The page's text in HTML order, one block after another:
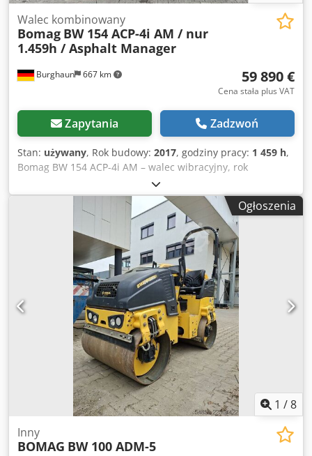
Burghaun 667 km
Walec kombinowany
Bomag BW 154 ACP-4i AM / nur
1.459h / Asphalt Manager
59 890 €
Cena stała plus VAT
Zapytania Zadzwoń
Stan: używany, Rok budowy: 2017, godziny pracy: 1 459 h,
Bomag BW 154 ACP-4i AM – walec wibracyjny, rok
produkcji: 2017, przepracowane godziny: zaledwie 1459 h,
silnik: Kubota [55,4 kW/75 KM], system Asphalt Manager 2,
nożyce do asfaltu po prawej stronie, waga: 7400 kg, gładka
powierzchnia bębna, dobry stan, gotowy do
natychmiastowego użycia. Na życzenie przygotujemy ofertę
leasingu lub finansowania. Pan Mihm (tel. chętnie udzieli
Państwu dodatkowych informacji. Więcej informacji można
znaleźć na naszej stronie internetowej. Zastrzegamy sobie
prawo do błędów i wcześniejszej sprzedaży! Djdozq
Tzmjpfx Aqleck Możliwość wynajmu. = Dodatkowe
informacje = W celu uzyskania dodatkowych informacji
prosimy o kontakt z Tobiasem Ebertem.
Ogłoszenia
1 /8
Inny
BOMAG BW 100 ADM-5